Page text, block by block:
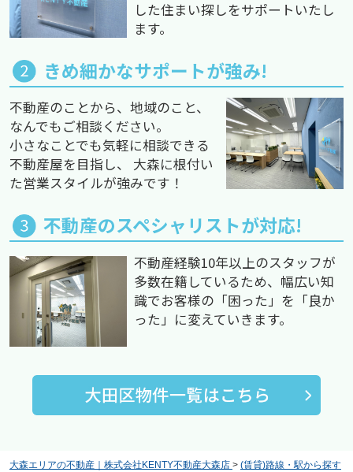
した住まい探しをサポートいたし
ます。
きめ細かなサポートが強み!
不動産のことから、地域のこと、
なんでもご相談ください。
小さなことでも気軽に相談できる
不動産屋を目指し、 大森に根付い
た営業スタイルが強みです！
不動産のスペシャリストが対応!
不動産経験10年以上のスタッフが
多数在籍しているため、幅広い知
識でお客様の「困った」を「良か
った」に変えていきます。
大森エリアの不動産｜株式会社KENTY不動産大森店 > (賃貸)路線・駅から探す